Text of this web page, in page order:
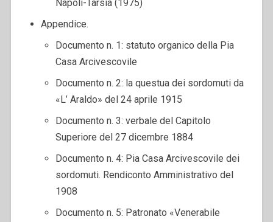
Napoli-Tarsia (1975)
Appendice.
Documento n. 1: statuto organico della Pia
Casa Arcivescovile
Documento n. 2: la questua dei sordomuti da
«L’ Araldo» del 24 aprile 1915
Documento n. 3: verbale del Capitolo
Superiore del 27 dicembre 1884
Documento n. 4: Pia Casa Arcivescovile dei
sordomuti. Rendiconto Amministrativo del
1908
Documento n. 5: Patronato «Venerabile